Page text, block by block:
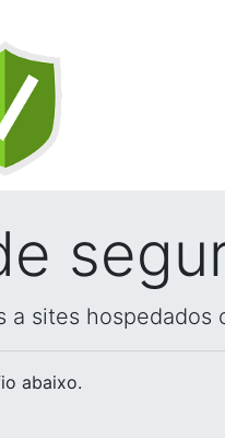
a sites hospedados
abaixo.